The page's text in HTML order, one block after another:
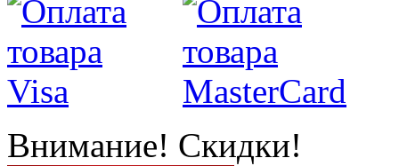
Внимание! Скидки!